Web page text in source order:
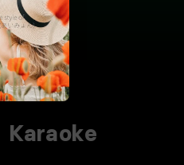
Karaoke